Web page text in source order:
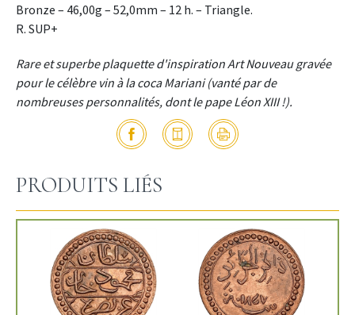
Bronze – 46,00g – 52,0mm – 12 h. – Triangle.
R. SUP+
Rare et superbe plaquette d'inspiration Art Nouveau gravée
pour le célèbre vin à la coca Mariani (vanté par de
nombreuses personnalités, dont le pape Léon XIII !).
PRODUITS LIÉS